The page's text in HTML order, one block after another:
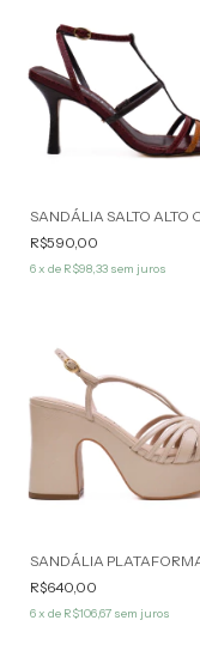
R$590,00
6x de R$98,33 sem juros
R$640,00
6x de R$106,67 sem juros